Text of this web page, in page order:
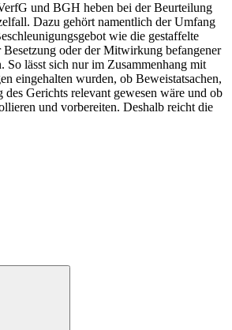
und BGH heben bei der Beurteilung
Dazu gehört namentlich der Umfang
wie die gestaffelte
oder der Mitwirkung befangener
So lässt sich nur im Zusammenhang mit
eingehalten wurden, ob Beweistatsachen,
Gerichts relevant gewesen wäre und ob
und vorbereiten. Deshalb reicht die